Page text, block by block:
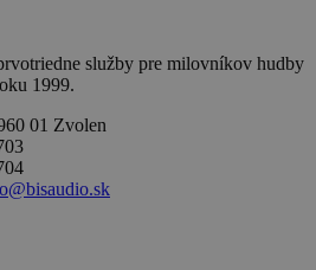
služby pre milovníkov hudby
1999.
01 Zvolen